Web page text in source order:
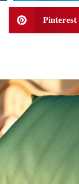
Pinterest